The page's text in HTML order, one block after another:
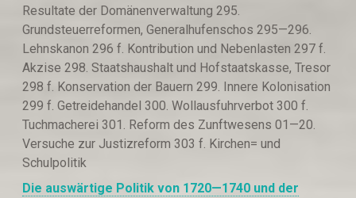
Resultate der Domänenverwaltung 295.
Grundsteuerreformen, Generalhufenschos 295—296.
Lehnskanon 296 f. Kontribution und Nebenlasten 297 f.
Akzise 298. Staatshaushalt und Hofstaatskasse, Tresor
298 f. Konservation der Bauern 299. Innere Kolonisation
299 f. Getreidehandel 300. Wollausfuhrverbot 300 f.
Tuchmacherei 301. Reform des Zunftwesens 01—20.
Versuche zur Justizreform 303 f. Kirchen= und
Schulpolitik
Die auswärtige Politik von 1720—1740 und der